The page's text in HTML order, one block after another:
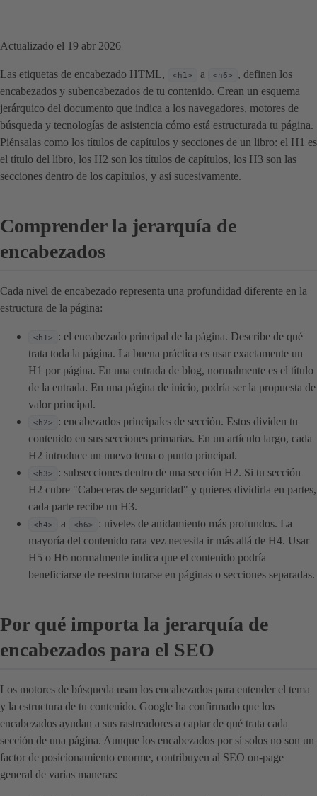
Actualizado el 19 abr 2026
Las etiquetas de encabezado HTML, <h1> a <h6>
, definen los
encabezados y subencabezados de tu contenido. Crean un esquema
jerárquico del documento que indica a los navegadores, motores de
búsqueda y tecnologías de asistencia cómo está estructurada tu página.
Piénsalas como los títulos de capítulos y secciones de un libro: el H1 es
el título del libro, los H2 son los títulos de capítulos, los H3 son las
secciones dentro de los capítulos, y así sucesivamente.
Comprender la jerarquía de
encabezados
Cada nivel de encabezado representa una profundidad diferente en la
estructura de la página:
<h1>
: el encabezado principal de la página. Describe de qué
trata toda la página. La buena práctica es usar exactamente un
H1 por página. En una entrada de blog, normalmente es el título
de la entrada. En una página de inicio, podría ser la propuesta de
valor principal.
<h2>
: encabezados principales de sección. Estos dividen tu
contenido en sus secciones primarias. En un artículo largo, cada
H2 introduce un nuevo tema o punto principal.
<h3>
: subsecciones dentro de una sección H2. Si tu sección
H2 cubre "Cabeceras de seguridad" y quieres dividirla en partes,
cada parte recibe un H3.
<h4> a <h6>
: niveles de anidamiento más profundos. La
mayoría del contenido rara vez necesita ir más allá de H4. Usar
H5 o H6 normalmente indica que el contenido podría
beneficiarse de reestructurarse en páginas o secciones separadas.
Por qué importa la jerarquía de
encabezados para el SEO
Los motores de búsqueda usan los encabezados para entender el tema
y la estructura de tu contenido. Google ha confirmado que los
encabezados ayudan a sus rastreadores a captar de qué trata cada
sección de una página. Aunque los encabezados por sí solos no son un
factor de posicionamiento enorme, contribuyen al SEO on-page
general de varias maneras: